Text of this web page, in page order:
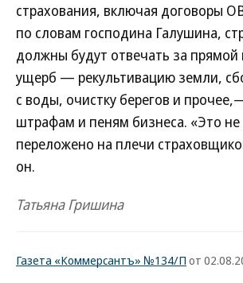
страхования, включая договоры
по словам господина Галушина,
должны будут отвечать за
ущерб — рекультивацию земли,
с воды, очистку берегов и
штрафам и пеням бизнеса. «Это
переложено на плечи
он.
Татьяна Гришина
Газета «Коммерсантъ» №134/П от